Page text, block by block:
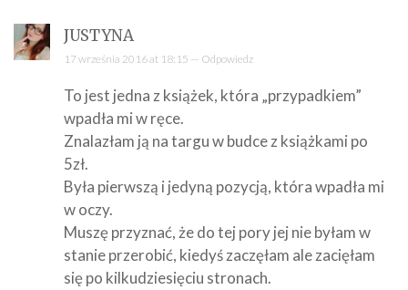
JUSTYNA
17 września 2016 at 18:15 — Odpowiedz
To jest jedna z książek, która „przypadkiem”
wpadła mi w ręce.
Znalazłam ją na targu w budce z książkami po
5zł.
Była pierwszą i jedyną pozycją, która wpadła mi
w oczy.
Muszę przyznać, że do tej pory jej nie byłam w
stanie przerobić, kiedyś zaczęłam ale zacięłam
się po kilkudziesięciu stronach.